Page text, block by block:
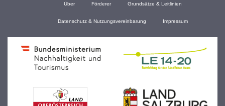
Über Förderer Grundsätze & Leitlinien
Datenschutz & Nutzungsvereinbarung Impressum